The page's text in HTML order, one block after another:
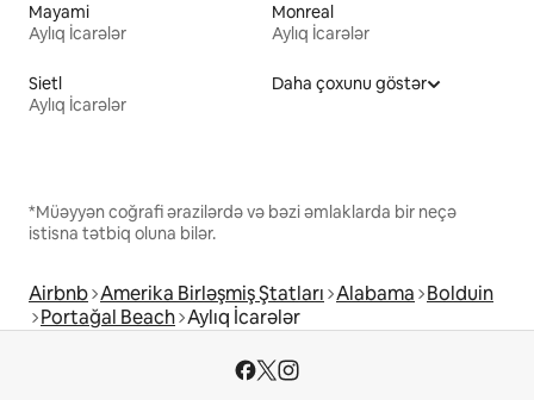
Mayami
Aylıq İcarələr
Monreal
Aylıq İcarələr
Sietl
Aylıq İcarələr
Daha çoxunu göstər
*Müəyyən coğrafi ərazilərdə və bəzi əmlaklarda bir neçə
istisna tətbiq oluna bilər.
Airbnb Amerika Birləşmiş Ştatları Alabama Bolduin
Portağal Beach Aylıq İcarələr